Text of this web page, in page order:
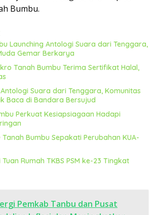
Bumbu.
Launching Antologi Suara dari Tenggara,
Gemar Berkarya
Tanah Bumbu Terima Sertifikat Halal,
Suara dari Tenggara, Komunitas
Baca di Bandara Bersujud
Perkuat Kesiapsiagaan Hadapi
Tanah Bumbu Sepakati Perubahan KUA-
Rumah TKBS PSM ke-23 Tingkat
Pemkab Tanbu dan Pusat